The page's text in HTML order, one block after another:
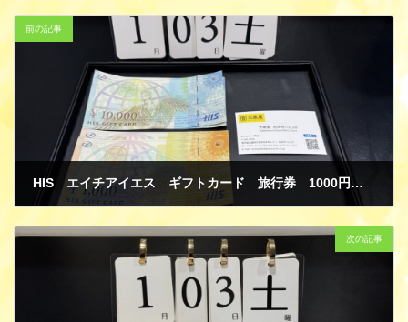
前の記事
HIS エイチアイエス ギフトカード 旅行券 1000円 10000円 金券 買取
次の記事